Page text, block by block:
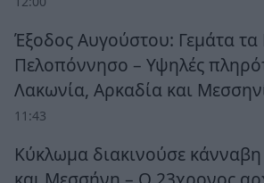
Έξοδος Αυγούστου: Γεμάτα τα
Πελοπόννησο – Υψηλές
Λακωνία, Αρκαδία και
11:43
Κύκλωμα διακινούσε